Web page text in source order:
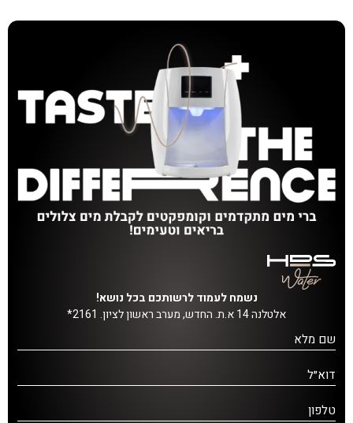
נשמח לעמוד לרשותכם בכל נושא!
אלטלנה 14 א.ת. החדש, מערב ראשון לציון. 2161*
שם מלא
דוא״ל
טלפון